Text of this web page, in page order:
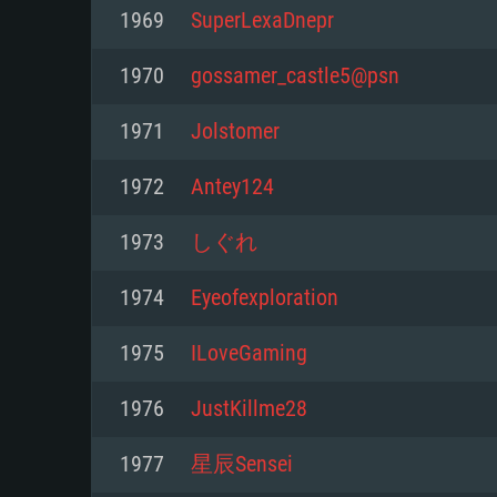
Minimum
Mémoire: 4 GB
Carte graphique supportant
Radeon 77XX / NVIDIA GeForce
résolution minimale supportée
Minimum
processeurs Intel Xeon ne sont
Mémoire: 6 GB
Carte graphique: Intel Iris Pro
analogue AMD/Nvidia. La
Minimum
modernes
Processeur: Dual-Core 2.4 GHz
Mémoire: 4 GB
Carte graphique: NVIDIA 660
drivers (moins de 6 mois) / de
de 720p)
1969 SuperLexaDnepr
1970 gossamer_castle5@psn
1971 Jolstomer
1972 Antey124
1973 しぐれ
1974 Eyeofexploration
1975 ILoveGaming
1976 JustKillme28
1977 星辰Sensei